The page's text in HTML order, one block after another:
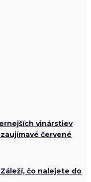
vinárstiev
červené
čo nalejete do